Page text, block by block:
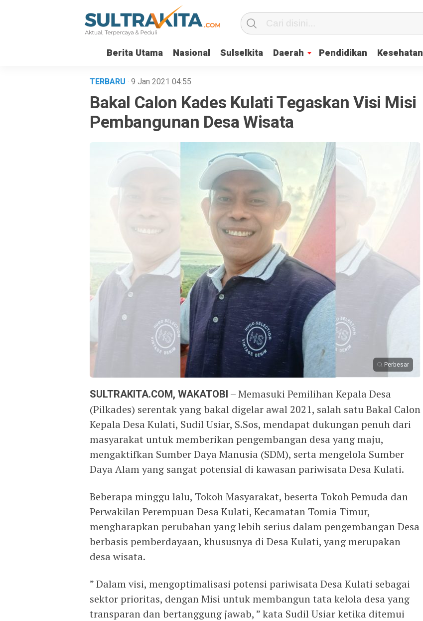
Berita Utama Nasional Sulselkita Daerah Pendidikan Kesehatan
TERBARU · 9 Jan 2021 04:55
Bakal Calon Kades Kulati Tegaskan Visi Misi
Pembangunan Desa Wisata
Perbesar
SULTRAKITA.COM, WAKATOBI – Memasuki Pemilihan Kepala Desa
(Pilkades) serentak yang bakal digelar awal 2021, salah satu Bakal Calon
Kepala Desa Kulati, Sudil Usiar, S.Sos, mendapat dukungan penuh dari
masyarakat untuk memberikan pengembangan desa yang maju,
mengaktifkan Sumber Daya Manusia (SDM), serta mengelola Sumber
Daya Alam yang sangat potensial di kawasan pariwisata Desa Kulati.
Beberapa minggu lalu, Tokoh Masyarakat, beserta Tokoh Pemuda dan
Perwakilan Perempuan Desa Kulati, Kecamatan Tomia Timur,
mengharapkan perubahan yang lebih serius dalam pengembangan Desa
berbasis pemberdayaan, khususnya di Desa Kulati, yang merupakan
desa wisata.
” Dalam visi, mengoptimalisasi potensi pariwisata Desa Kulati sebagai
sektor prioritas, dengan Misi untuk membangun tata kelola desa yang
transparan dan bertanggung jawab, ” kata Sudil Usiar ketika ditemui